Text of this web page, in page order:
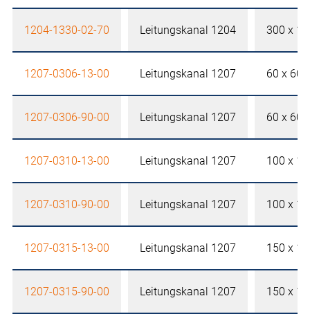
1204-1330-02-70 Leitungskanal 1204 300 x
1207-0306-13-00 Leitungskanal 1207 60 x 60
1207-0306-90-00 Leitungskanal 1207 60 x 60
1207-0310-13-00 Leitungskanal 1207 100 x
1207-0310-90-00 Leitungskanal 1207 100 x
1207-0315-13-00 Leitungskanal 1207 150 x
1207-0315-90-00 Leitungskanal 1207 150 x